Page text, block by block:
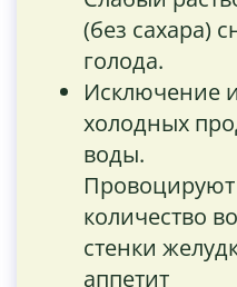
(без сахара)
голода.
Исключение
холодных
воды.
количество
стенки
аппетит